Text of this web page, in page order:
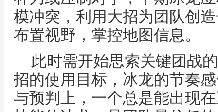
模冲突，利用大招为团队创
布置视野，掌控地图信息。
此时需开始思索关键团战
招的使用目标，冰龙的节奏
与预判上，一个总是能出现